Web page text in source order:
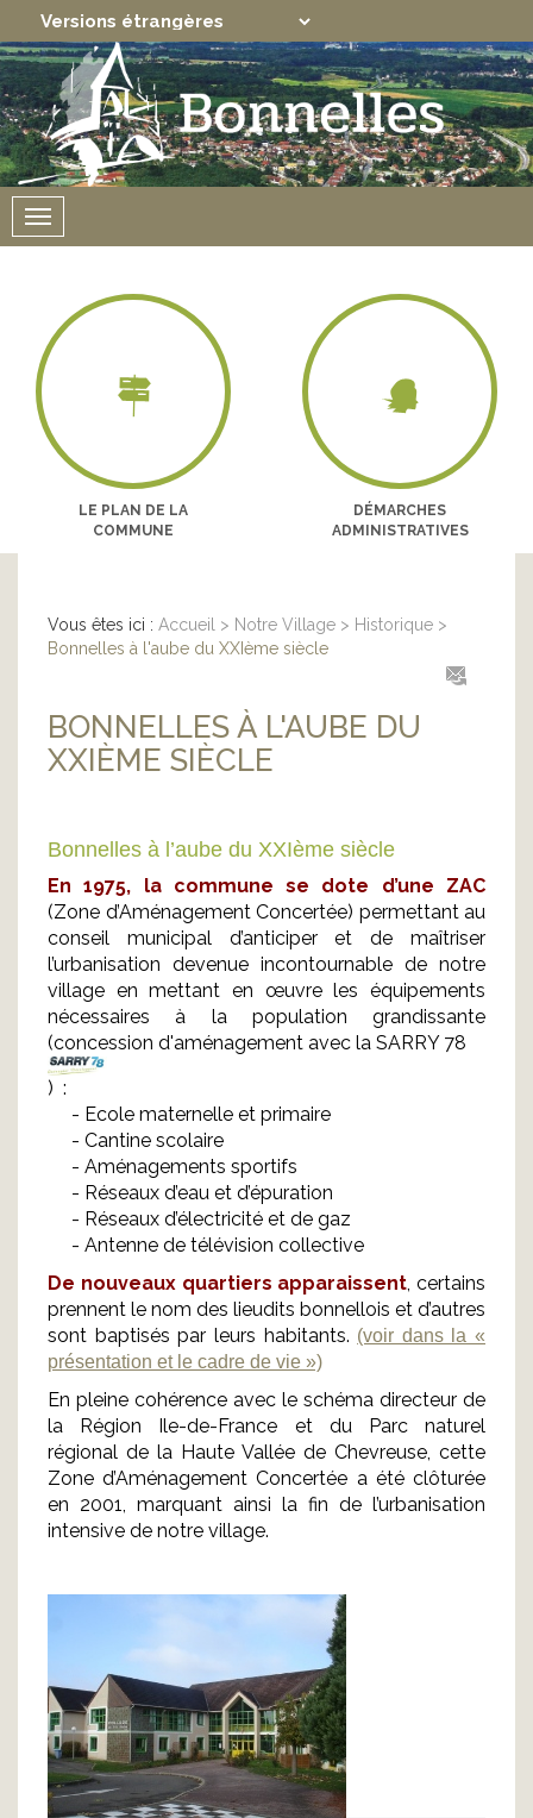
Powered by Translate
Menu
LE PLAN DE LA
COMMUNE
DÉMARCHES
ADMINISTRATIVES
Vous êtes ici : Accueil > Notre Village > Historique >
Bonnelles à l'aube du XXIème siècle
BONNELLES À L'AUBE DU
XXIÈME SIÈCLE
Bonnelles à l’aube du XXIème siècle
En 1975, la commune se dote d’une ZAC
(Zone d’Aménagement Concertée) permettant au
conseil municipal d’anticiper et de maîtriser
l’urbanisation devenue incontournable de notre
village en mettant en œuvre les équipements
nécessaires à la population grandissante
(concession d'aménagement avec la SARRY 78
) :
- Ecole maternelle et primaire
- Cantine scolaire
- Aménagements sportifs
- Réseaux d’eau et d’épuration
- Réseaux d’électricité et de gaz
- Antenne de télévision collective
De nouveaux quartiers apparaissent , certains
prennent le nom des lieudits bonnellois et d’autres
sont baptisés par leurs habitants. (voir dans la «
présentation et le cadre de vie »)
En pleine cohérence avec le schéma directeur de
la Région Ile-de-France et du Parc naturel
régional de la Haute Vallée de Chevreuse, cette
Zone d’Aménagement Concertée a été clôturée
en 2001, marquant ainsi la fin de l’urbanisation
intensive de notre village.